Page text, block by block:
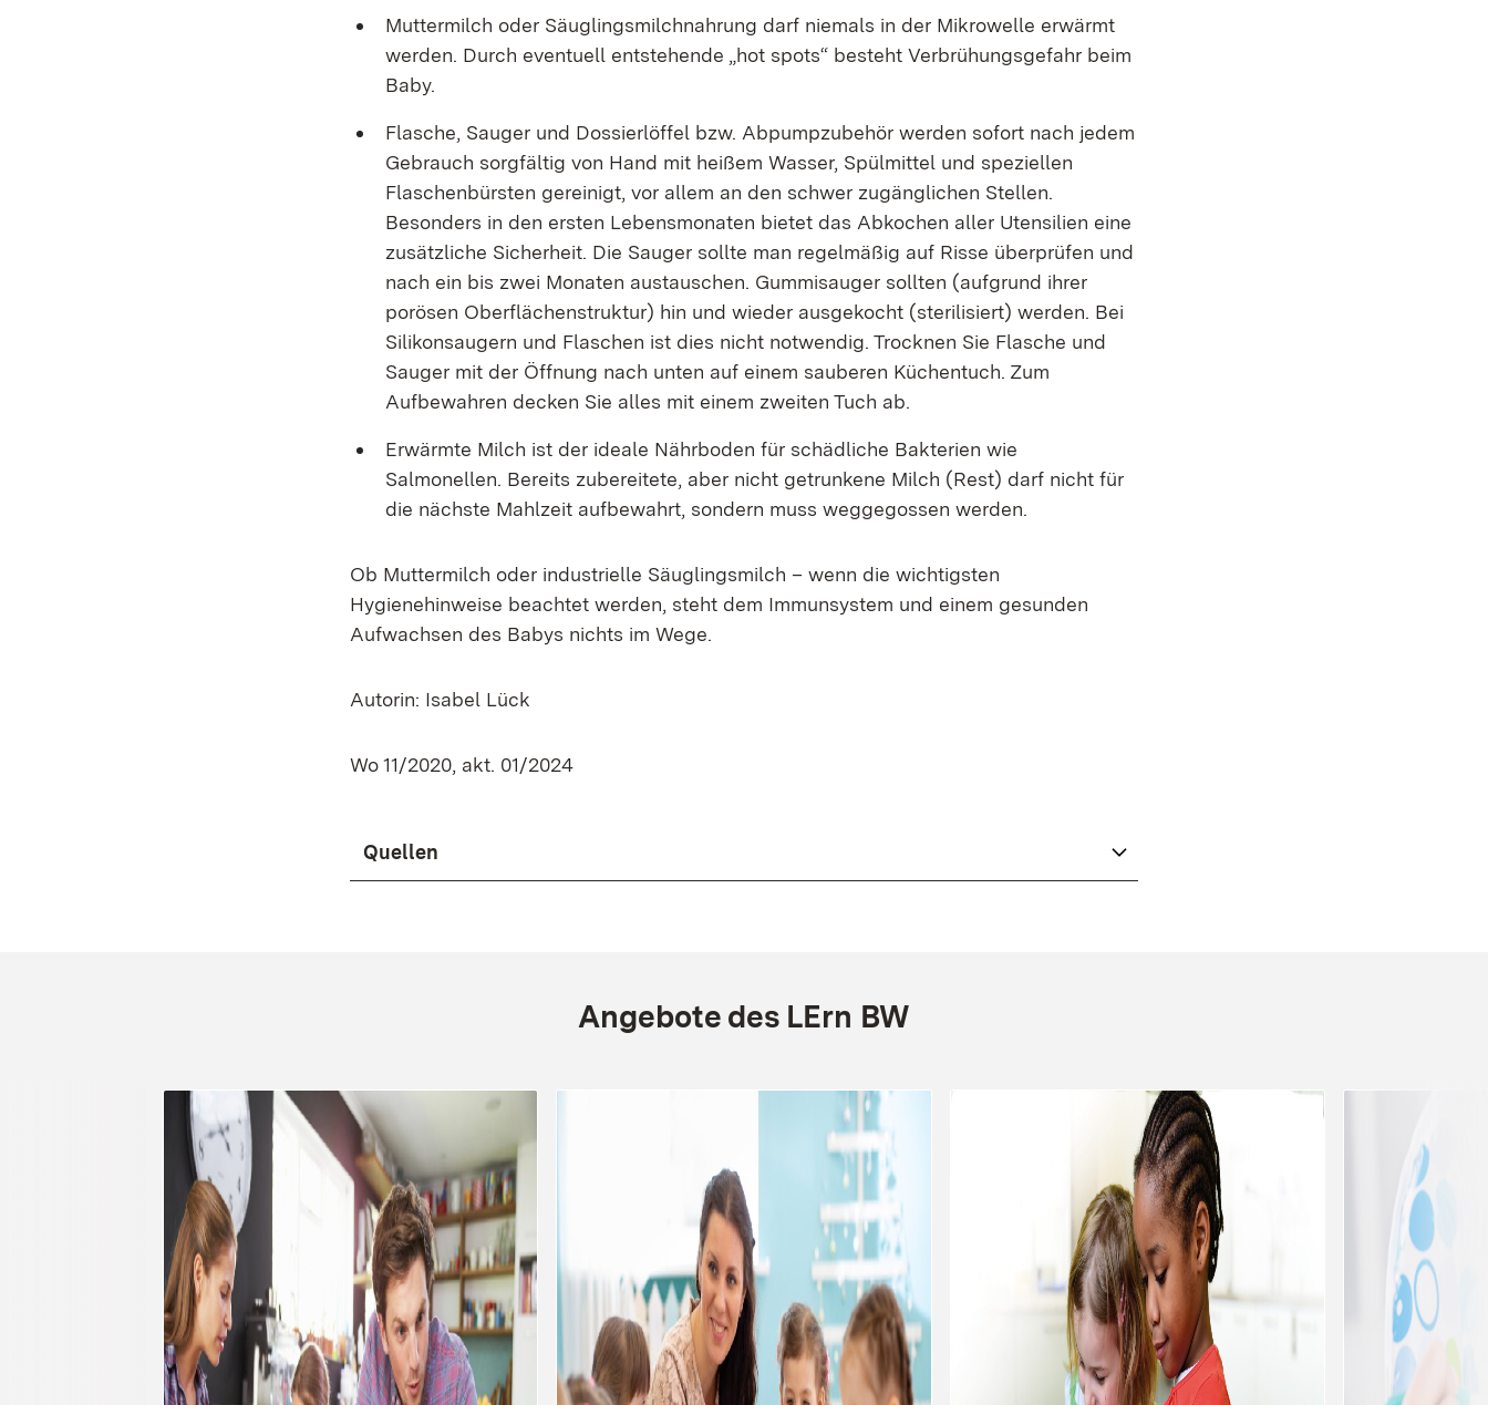
Muttermilch oder Säuglingsmilchnahrung darf niemals in der Mikrowelle erwärmt
werden. Durch eventuell entstehende „hot spots“ besteht Verbrühungsgefahr beim
Baby.
Flasche, Sauger und Dossierlöffel bzw. Abpumpzubehör werden sofort nach jedem
Gebrauch sorgfältig von Hand mit heißem Wasser, Spülmittel und speziellen
Flaschenbürsten gereinigt, vor allem an den schwer zugänglichen Stellen.
Besonders in den ersten Lebensmonaten bietet das Abkochen aller Utensilien eine
zusätzliche Sicherheit. Die Sauger sollte man regelmäßig auf Risse überprüfen und
nach ein bis zwei Monaten austauschen. Gummisauger sollten (aufgrund ihrer
porösen Oberflächenstruktur) hin und wieder ausgekocht (sterilisiert) werden. Bei
Silikonsaugern und Flaschen ist dies nicht notwendig. Trocknen Sie Flasche und
Sauger mit der Öffnung nach unten auf einem sauberen Küchentuch. Zum
Aufbewahren decken Sie alles mit einem zweiten Tuch ab.
Erwärmte Milch ist der ideale Nährboden für schädliche Bakterien wie
Salmonellen. Bereits zubereitete, aber nicht getrunkene Milch (Rest) darf nicht für
die nächste Mahlzeit aufbewahrt, sondern muss weggegossen werden.
Ob Muttermilch oder industrielle Säuglingsmilch – wenn die wichtigsten
Hygienehinweise beachtet werden, steht dem Immunsystem und einem gesunden
Aufwachsen des Babys nichts im Wege.
Autorin: Isabel Lück
Wo 11/2020, akt. 01/2024
Quellen
Angebote des LErn BW